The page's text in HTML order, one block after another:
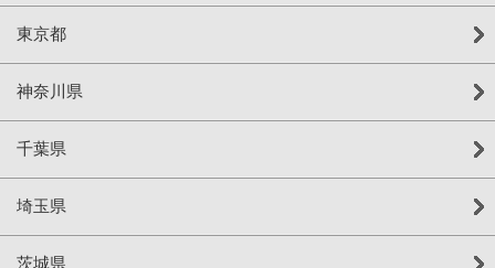
東京都
神奈川県
千葉県
埼玉県
茨城県